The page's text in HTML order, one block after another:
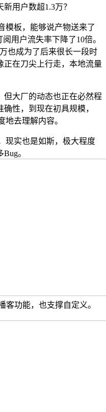
用户数超1.3万？
板，能够说产物送来了
用户流失率下降了10倍。
也成为了后来很长一段时
正在刀尖上行走，本地流量
大厂的动态也正在必然程
性，到现在初具规模，
地去理解内容。
实也是如斯，极大程度
。
客功能，也支撑自定义。